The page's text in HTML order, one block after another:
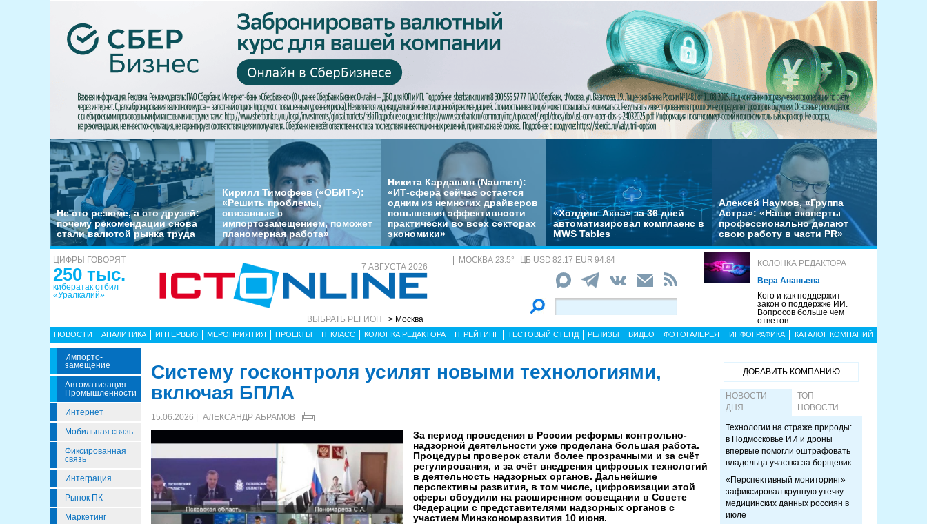
Не сто резюме, а сто друзей:
почему рекомендации снова
стали валютой рынка труда
Кирилл Тимофеев («ОБИТ»):
«Решить проблемы,
связанные с
импортозамещением, поможет
планомерная работа»
Никита Кардашин (Naumen):
«ИТ-сфера сейчас остается
одним из немногих драйверов
повышения эффективности
практически во всех секторах
экономики»
«Холдинг Аква» за 36 дней
автоматизировал комплаенс в
MWS Tables
Алексей Наумов, «Группа
Астра»: «Наши эксперты
профессионально делают
свою работу в части PR»
ЦИФРЫ ГОВОРЯТ
250 тыс.
кибератак отбил
«Уралкалий»
7 АВГУСТА 2026
ВЫБРАТЬ РЕГИОН > Москва
МОСКВА 23.5° ЦБ USD 82.17 EUR 94.84
КОЛОНКА РЕДАКТОРА
Вера Ананьева
Кого и как поддержит
закон о поддержке ИИ.
Вопросов больше чем
ответов
НОВОСТИ АНАЛИТИКА ИНТЕРВЬЮ МЕРОПРИЯТИЯ ПРОЕКТЫ IT КЛАСС КОЛОНКА РЕДАКТОРА IT РЕЙТИНГ ТЕСТОВЫЙ СТЕНД РЕЛИЗЫ ВИДЕО ФОТОГАЛЕРЕЯ ИНФОГРАФИКА КАТАЛОГ КОМПАНИЙ
Импорто­
Замещение
Автоматизация
Промышленности
Интернет
Мобильная связь
Фиксированная
связь
Интеграция
Рынок ПК
Маркетинг
Систему госконтроля усилят новыми технологиями,
включая БПЛА
15.06.2026 | АЛЕКСАНДР АБРАМОВ
За период проведения в России реформы контрольно-
надзорной деятельности уже проделана большая работа.
Процедуры проверок стали более прозрачными и за счёт
регулирования, и за счёт внедрения цифровых технологий
в деятельность надзорных органов. Дальнейшие
перспективы развития, в том числе, цифровизации этой
сферы обсудили на расширенном совещании в Совете
Федерации с представителями надзорных органов с
участием Минэкономразвития 10 июня.
ДОБАВИТЬ КОМПАНИЮ
НОВОСТИ
ДНЯ
ТОП-
НОВОСТИ
Технологии на страже природы:
в Подмосковье ИИ и дроны
впервые помогли оштрафовать
владельца участка за борщевик
«Перспективный мониторинг»
зафиксировал крупную утечку
медицинских данных россиян в
июле